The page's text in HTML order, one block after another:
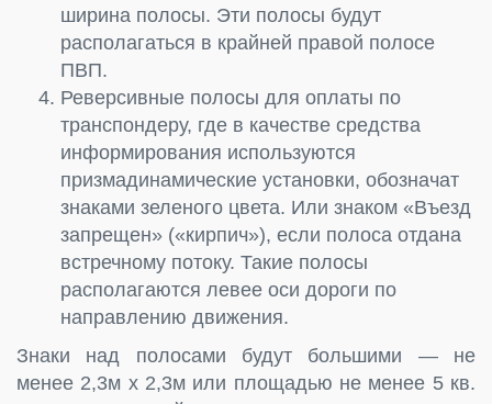
ширина полосы. Эти полосы будут
располагаться в крайней правой полосе
ПВП.
Реверсивные полосы для оплаты по
транспондеру, где в качестве средства
информирования используются
призмадинамические установки, обозначат
знаками зеленого цвета. Или знаком «Въезд
запрещен» («кирпич»), если полоса отдана
встречному потоку. Такие полосы
располагаются левее оси дороги по
направлению движения.
Знаки над полосами будут большими — не
менее 2,3м х 2,3м или площадью не менее 5 кв.